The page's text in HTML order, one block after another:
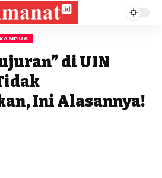
di UIN
Ini Alasannya!